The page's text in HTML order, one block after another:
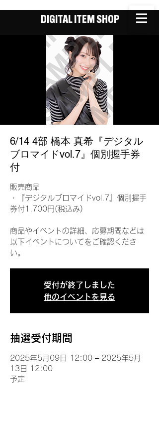
DIGITAL ITEM SHOP
6/14 4部 橋本 真希『デジタル
ブロマイドvol.7』個別握手券
付
販売商品
・『デジタルブロマイドvol.7』個別握手
券付1,700円(税込み)
商品やイベントの詳細、応募期間などは
以下イベントについてをご確認くださ
い。
受付が終了しました
他のイベントを見る
抽選受付期間
2025年5月09日 12:00 – 2025年5月
13日 12:00
予定